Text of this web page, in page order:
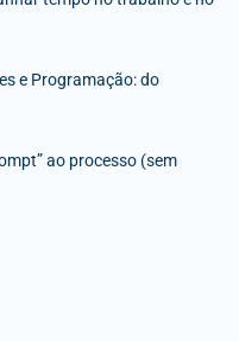
e Programação: do
ao processo (sem